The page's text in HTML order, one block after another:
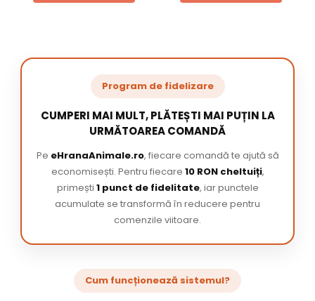
Program de fidelizare
CUMPERI MAI MULT, PLĂTEȘTI MAI PUȚIN LA
URMĂTOAREA COMANDĂ
Pe eHranaAnimale.ro, fiecare comandă te ajută să
economisești. Pentru fiecare 10 RON cheltuiți,
primești 1 punct de fidelitate, iar punctele
acumulate se transformă în reducere pentru
comenzile viitoare.
Cum funcționează sistemul?